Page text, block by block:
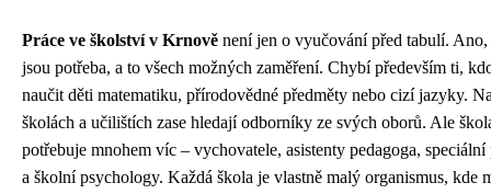
Práce ve školství v Krnově není jen o vyučování před tabulí. Ano,
jsou potřeba, a to všech možných zaměření. Chybí především ti,
naučit děti matematiku, přírodovědné předměty nebo cizí jazyky.
školách a učilištích zase hledají odborníky ze svých oborů. Ale
potřebuje mnohem víc – vychovatele, asistenty pedagoga, speciální
a školní psychology. Každá škola je vlastně malý organismus, kde